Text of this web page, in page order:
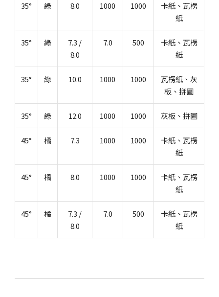
35° 綠 8.0 1000 1000
卡紙、瓦楞
紙
35° 綠
7.3 /
8.0
7.0 500
卡紙、瓦楞
紙
35° 綠 10.0 1000 1000
瓦楞紙、灰
板、拼圖
35° 綠 12.0 1000 1000 灰板、拼圖
45° 橘 7.3 1000 1000
卡紙、瓦楞
紙
45° 橘 8.0 1000 1000
卡紙、瓦楞
紙
45° 橘
7.3 /
8.0
7.0 500
卡紙、瓦楞
紙